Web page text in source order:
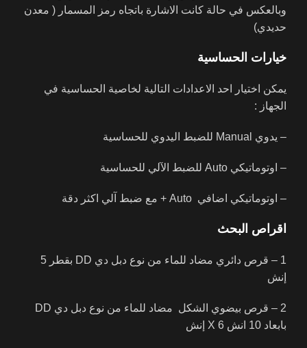
وبالعكس في حالة كانت الاشارة باتجاه رمز المسمار ( معدن
حديدي)
خيارات الحساسية
يمكن اختيار احد الاعدادات التالية لخاصية الحساسية في
الجهاز :
– يدوي Manual للضبط اليدوي للحساسية
– اوتوماتيكي Auto للضبط الآلي للحساسية
– اوتوماتيكي اضافي Auto + مع ضبط آلي اكثر دقة
اقراص البحث
1 – قرص دائري مضاد للماء من نوع دبل دي DD بقطر 5
إنش
2 – قرص بيضوي الشكل مضاد للماء من نوع دبل دي DD
بابعاد 10 انش X 6 إنش